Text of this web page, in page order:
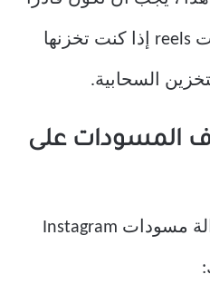
على الوصول إلى مسودات reels إذا كنت تخزنها
السحابية.
المسودات على
قد تواجه صعوبات في إزالة مسودات Instagram